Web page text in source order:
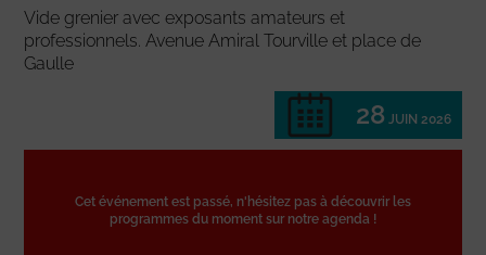
Vide grenier avec exposants amateurs et
professionnels. Avenue Amiral Tourville et place de
Gaulle
28 JUIN 2026
Cet événement est passé, n'hésitez pas à découvrir les
programmes du moment sur notre agenda !